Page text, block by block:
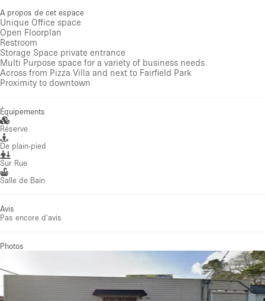
A propos de cet espace
Unique Office space
Open Floorplan
Restroom
Storage Space private entrance
Multi Purpose space for a variety of business needs
Across from Pizza Villa and next to Fairfield Park
Proximity to downtown
Équipements
Réserve
De plain-pied
Sur Rue
Salle de Bain
Avis
Pas encore d'avis
Photos